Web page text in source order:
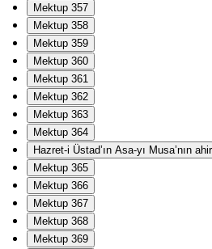
Mektup 357
Mektup 358
Mektup 359
Mektup 360
Mektup 361
Mektup 362
Mektup 363
Mektup 364
Hazret-i Üstad’ın Asa-yı Musa’nın
Mektup 365
Mektup 366
Mektup 367
Mektup 368
Mektup 369